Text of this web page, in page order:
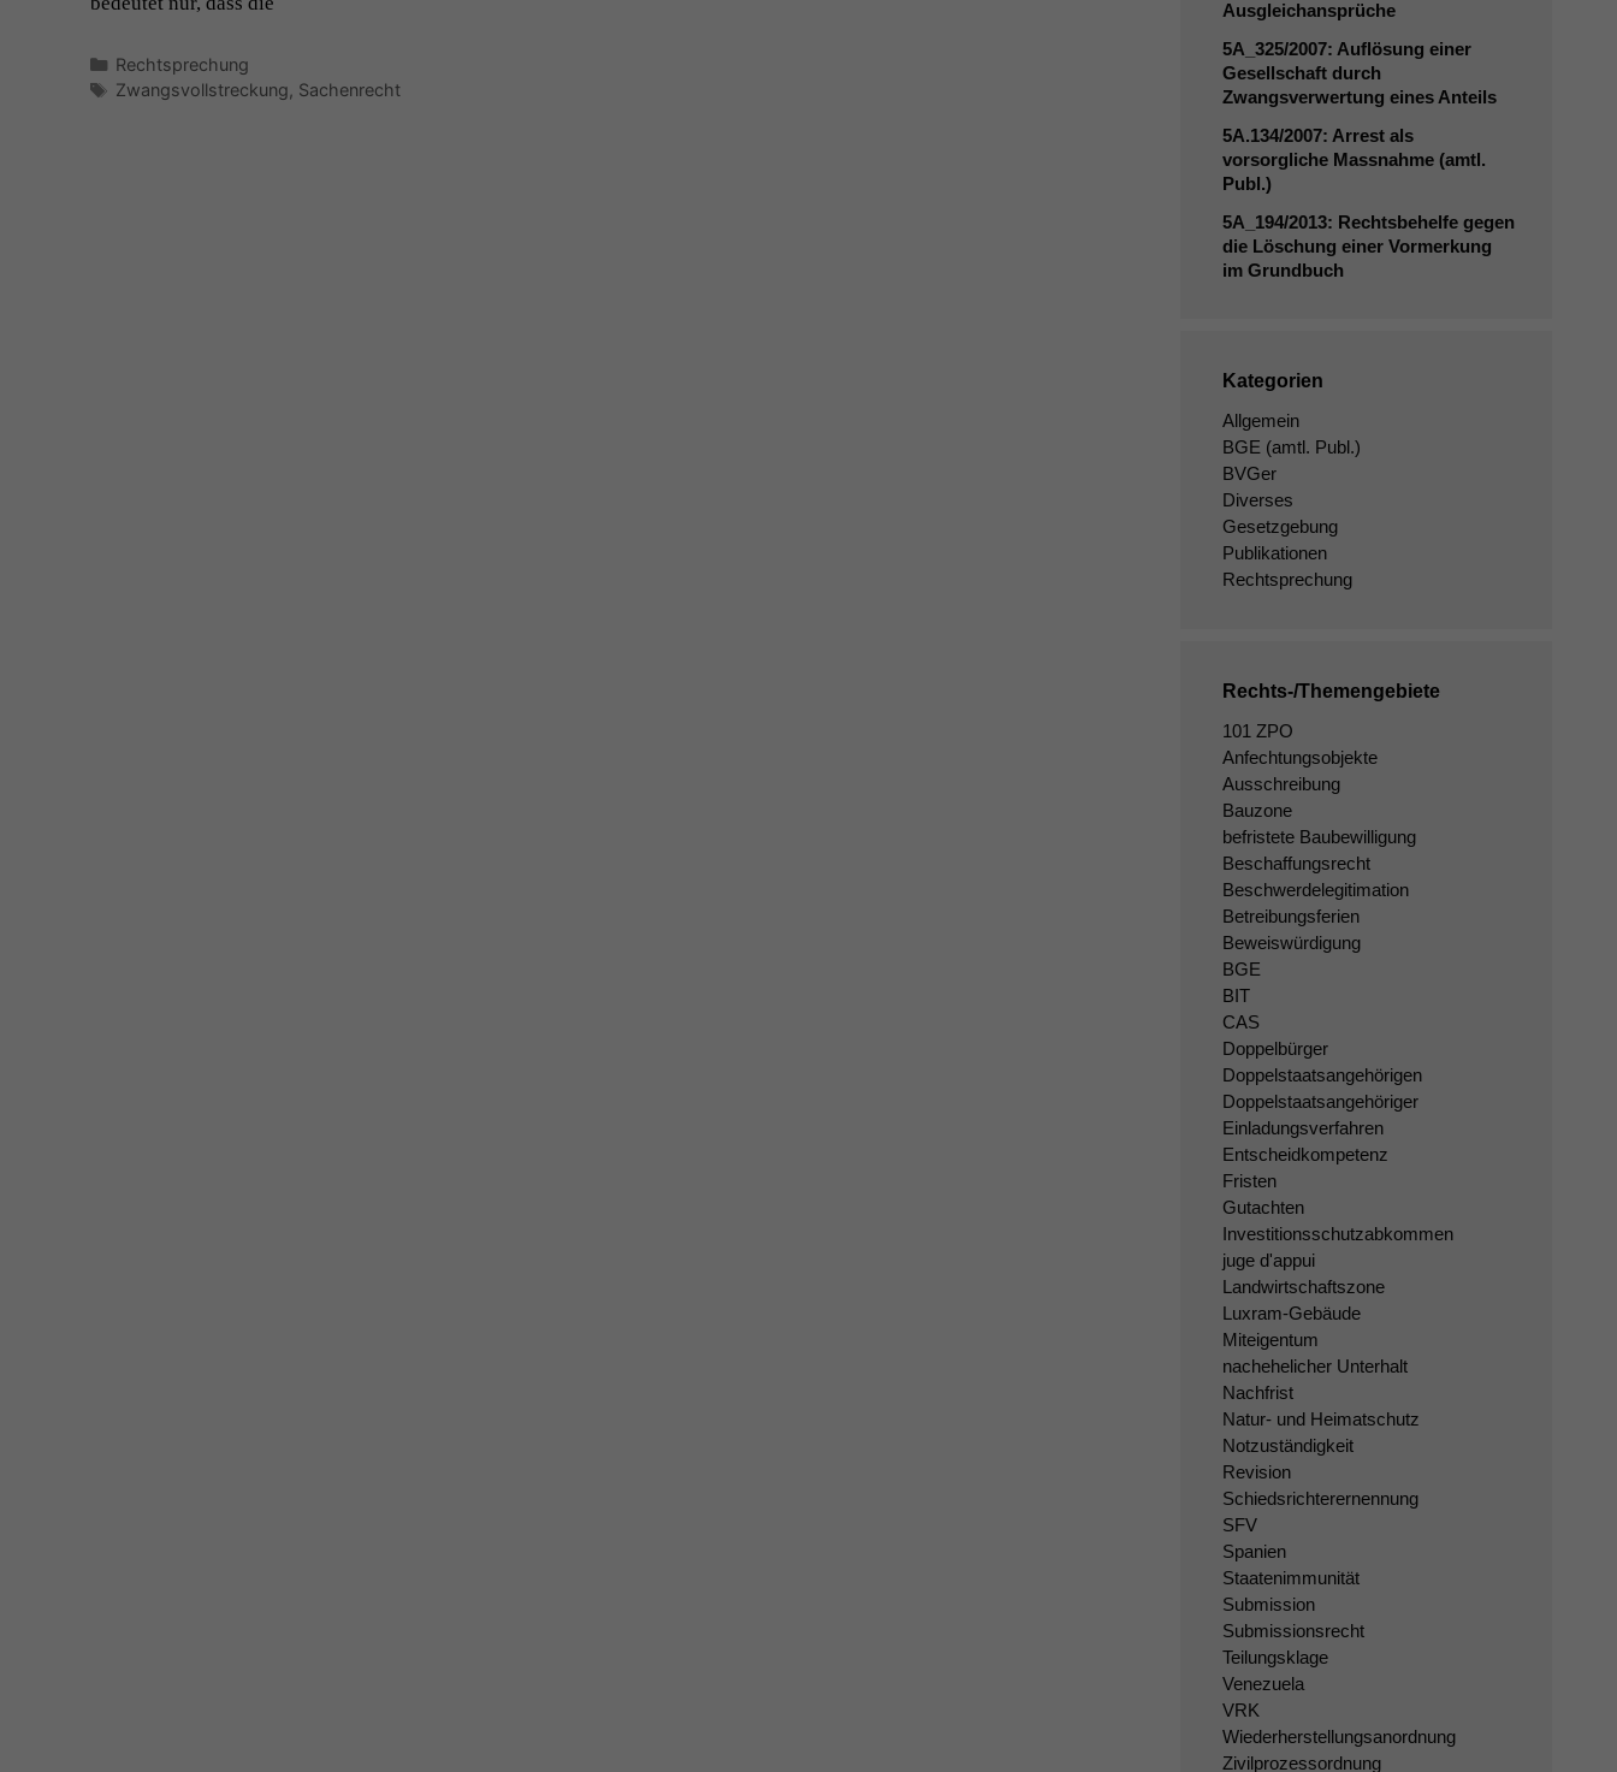
Kategorien
Rechtsprechung
Schlagwörter
Zwangsvollstreckung, Sachenrecht
Ausgleichansprüche
5A_325/2007: Auflösung einer
Gesellschaft durch
Zwangsverwertung eines Anteils
5A.134/2007: Arrest als
vorsorgliche Massnahme (amtl.
Publ.)
5A_194/2013: Rechtsbehelfe gegen
die Löschung einer Vormerkung
im Grundbuch
Kategorien
Allgemein
BGE (amtl. Publ.)
BVGer
Diverses
Gesetzgebung
Publikationen
Rechtsprechung
Rechts-/Themengebiete
101 ZPO
Anfechtungsobjekte
Ausschreibung
Bauzone
befristete Baubewilligung
Beschaffungsrecht
Beschwerdelegitimation
Betreibungsferien
Beweiswürdigung
BGE
BIT
CAS
Doppelbürger
Doppelstaatsangehörigen
Doppelstaatsangehöriger
Einladungsverfahren
Entscheidkompetenz
Fristen
Gutachten
Investitionsschutzabkommen
juge d'appui
Landwirtschaftszone
Luxram-Gebäude
Miteigentum
nachehelicher Unterhalt
Nachfrist
Natur- und Heimatschutz
Notzuständigkeit
Revision
Schiedsrichterernennung
SFV
Spanien
Staatenimmunität
Submission
Submissionsrecht
Teilungsklage
Venezuela
VRK
Wiederherstellungsanordnung
Zivilprozessordnung